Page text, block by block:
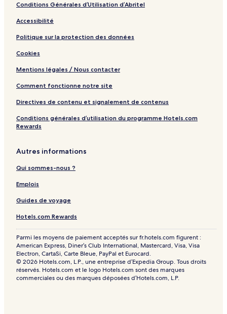
Conditions Générales d’Utilisation d’Abritel
Accessibilité
Politique sur la protection des données
Cookies
Mentions légales / Nous contacter
Comment fonctionne notre site
Directives de contenu et signalement de contenus
Conditions générales d’utilisation du programme Hotels.com
Rewards
Autres informations
Qui sommes-nous ?
Emplois
Guides de voyage
Hotels.com Rewards
Parmi les moyens de paiement acceptés sur fr.hotels.com figurent :
American Express, Diner’s Club International, Mastercard, Visa, Visa
Electron, CartaSi, Carte Bleue, PayPal et Eurocard.
© 2026 Hotels.com, L.P., une entreprise d’Expedia Group. Tous droits
réservés. Hotels.com et le logo Hotels.com sont des marques
commerciales ou des marques déposées d’Hotels.com, L.P.